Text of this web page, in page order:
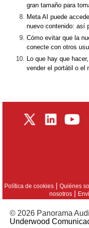
gran tamaño para
Meta AI puede
nuevo contenido: así
Cómo evitar que la
conecte con otros
Lo que hay que
vender el portátil o el
Política de cookies| Quiénes
nosotros |
© 2026 Panorama
Underwood